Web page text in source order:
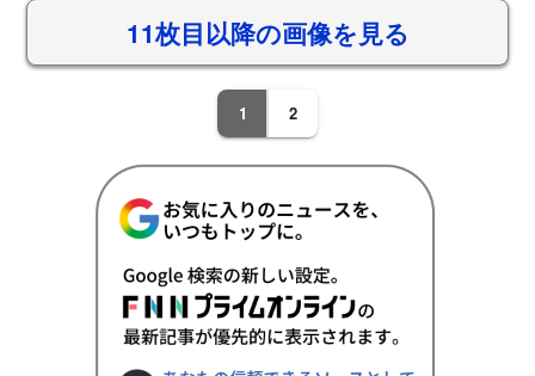
11枚目以降の画像を見る
1 2